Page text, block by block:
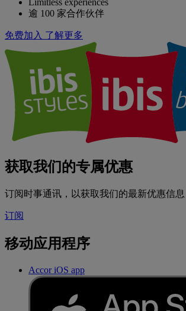
Limitless experiences
逾 100 家合作伙伴
免费加入 了解更多
获取我们的专属优惠
订阅时事通讯，以获取我们的最新优惠信息
订阅
移动应用程序
Accor iOS app